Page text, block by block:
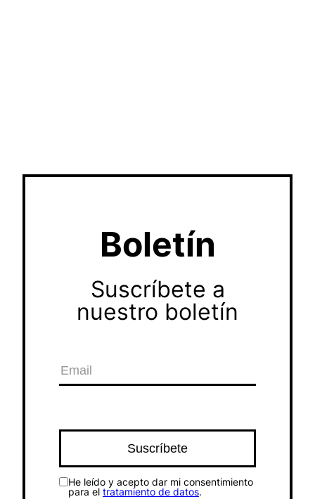
Boletín
Suscríbete a
nuestro boletín
He leído y acepto dar mi consentimiento
para el tratamiento de datos.